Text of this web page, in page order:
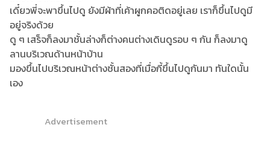
เดี๋ยวพี่จะพาขึ้นไปดู ยังมีผ้าที่เค้าผูกคอติดอยู่เลย เราก็ขึ้นไปดูมี
อยู่จริงด้วย
ดู ๆ เสร็จก็ลงมาชั้นล่างก็ต่างคนต่างเดินดูรอบ ๆ กัน ก็ลงมาดู
ลานบริเวณด้านหน้าบ้าน
มองขึ้นไปบริเวณหน้าต่างชั้นสองที่เมื่อกี้ขึ้นไปดูกันมา ทันใดนั้น
เอง
Advertisement